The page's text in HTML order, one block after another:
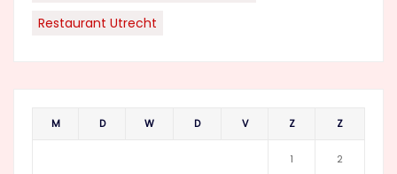
Restaurant Utrecht
M D W D V Z Z
1 2